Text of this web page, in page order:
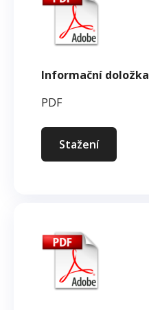
Informační doložka
PDF
Stažení